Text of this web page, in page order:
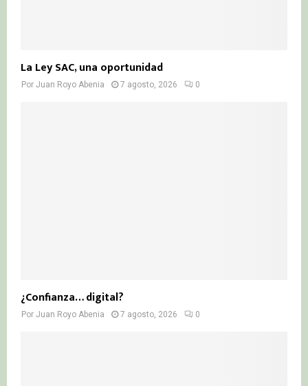
La Ley SAC, una oportunidad
Por Juan Royo Abenia 7 agosto, 2026 0
¿Confianza… digital?
Por Juan Royo Abenia 7 agosto, 2026 0